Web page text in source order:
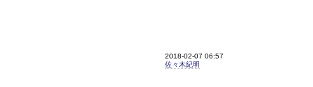
2018-02-07 06:57
佐々木紀明